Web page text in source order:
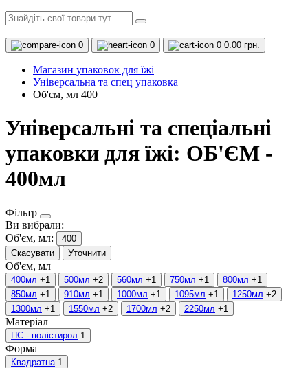
0 0 0 0.00 грн.
Магазин упаковок для їжі
Універсальна та спец упаковка
Об'єм, мл 400
Універсальні та спеціальні
упаковки для їжі: ОБ'ЄМ -
400мл
Фільтр
Ви вибрали:
Об'єм, мл:
400
Скасувати
Уточнити
Об'єм, мл
400мл +1 500мл +2 560мл +1 750мл +1 800мл +1
850мл +1 910мл +1 1000мл +1 1095мл +1 1250мл +2
1300мл +1 1550мл +2 1700мл +2 2250мл +1
Матеріал
ПС - полістирол 1
Форма
Квадратна 1